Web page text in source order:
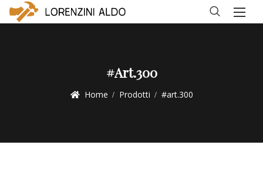
#art.300
Home Prodotti #art.300